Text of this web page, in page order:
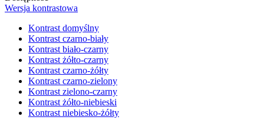
Wersja kontrastowa
Kontrast domyślny
Kontrast czarno-biały
Kontrast biało-czarny
Kontrast żółto-czarny
Kontrast czarno-żółty
Kontrast czarno-zielony
Kontrast zielono-czarny
Kontrast żółto-niebieski
Kontrast niebiesko-żółty